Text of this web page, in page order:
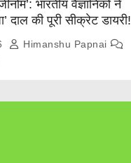
भारतीय वैज्ञानिकों ने
दाल की पूरी सीक्रेट डायरी!
Himanshu Papnai